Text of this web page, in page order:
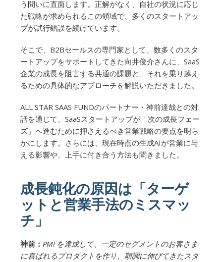
う問いに直面します。正解がなく、自社の状況に応じ
た戦略が求められるこの領域で、多くのスタートアッ
プが試行錯誤を続けています。
そこで、B2Bセールスの専門家として、数多くのスタ
ートアップをサポートしてきた向井俊介さんに、SaaS
企業の成長を阻害する共通の課題と、それを乗り越え
るための具体的なアプローチを解説いただきました。
ALL STAR SAAS FUNDのパートナー・神前達哉との対
話を通じて、SaaSスタートアップが「次の成長フェー
ズ」へ進むために押さえるべき営業戦略の要点を明ら
かにします。さらには、現在時点の生成AIが営業に与
える影響や、上手に付き合う方法も聞きました。
成長鈍化の原因は「ターゲ
ットと営業手法のミスマッ
チ」
神前： PMFを達成して、一定のセグメントのお客さま
に喜ばれるプロダクトを作り、順調に伸びてきたスタ